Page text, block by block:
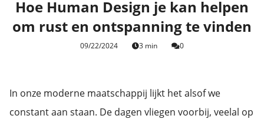
Hoe Human Design je kan helpen
om rust en ontspanning te vinden
09/22/2024 3 min 0
In onze moderne maatschappij lijkt het alsof we
constant aan staan. De dagen vliegen voorbij, veelal op